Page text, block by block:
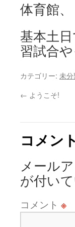
ッ
体育館
基本土
習試合
カテゴリー: 未
← ようこそ!
コメン
メール
が付い
コメント ※